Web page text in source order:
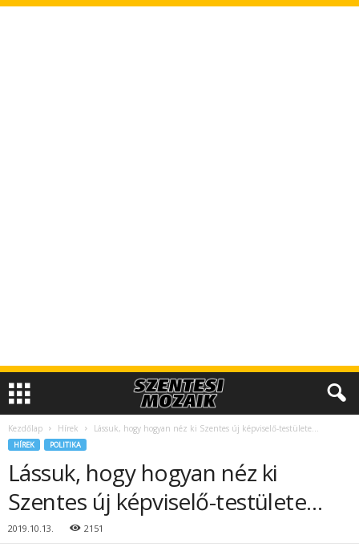
Kezdőlap Hírek Lássuk, hogy hogyan néz ki Szentes új képviselő-testülete…
HÍREK POLITIKA
Lássuk, hogy hogyan néz ki
Szentes új képviselő-testülete…
2019.10.13. 2151